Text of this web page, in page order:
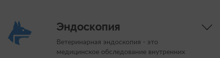
Эндоскопия
Ветеринарная эндоскопия - это
медицинское обследование внутренних